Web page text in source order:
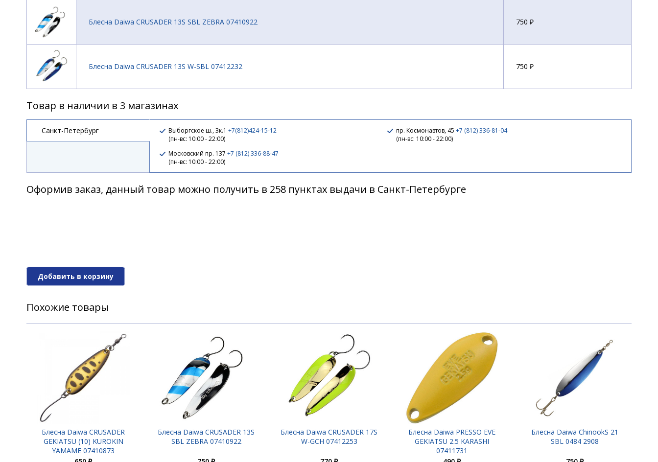
Блесна Daiwa CRUSADER 13S SBL ZEBRA 07410922 750 ₽
Блесна Daiwa CRUSADER 13S W-SBL 07412232 750 ₽
Блесна Daiwa CRUSADER 13S WAKASAGI 07410924
Блесна Daiwa CRUSADER 17S SBL ZEBRA 07410932
Товар в наличии в 3 магазинах
Санкт-Петербург Выборгское ш., 3к.1 +7(812)424-15-12
(пн-вс: 10:00 - 22:00)
пр. Космонавтов, 45+7 (812) 336-81-04
(пн-вс: 10:00 - 22:00)
Московский пр. 137 +7 (812) 336-88-47
(пн-вс: 10:00 - 22:00)
Оформив заказ, данный товар можно получить в 258 пунктах выдачи в Санкт-Петербурге
Добавить в корзину
Похожие товары
Блесна Daiwa CRUSADER
GEKIATSU (10) KUROKIN
YAMAME 07410873
Блесна Daiwa CRUSADER 13S
SBL ZEBRA 07410922
Блесна Daiwa CRUSADER 17S
W-GCH 07412253
Блесна Daiwa PRESSO EVE
GEKIATSU 2.5 KARASHI
07411731
Блесна Daiwa ChinookS 21
SBL 0484 2908